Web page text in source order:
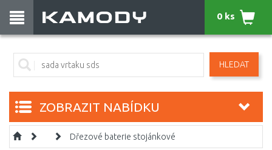
HLEDAT
0 ks
ZOBRAZIT NABÍDKU
Dřezové baterie stojánkové